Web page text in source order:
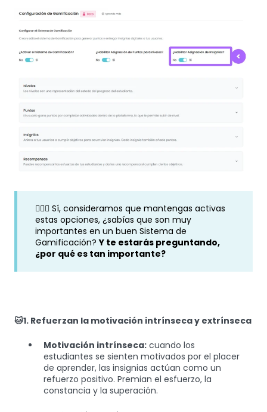
🧙🏼‍♂️ Sí, consideramos que mantengas activas
estas opciones, ¿sabías que son muy
importantes en un buen Sistema de
Gamificación?Y te estarás preguntando,
¿por qué es tan importante?
🐱1. Refuerzan la motivación intrínseca y extrínseca
Motivación intrínseca: cuando los
estudiantes se sienten motivados por el placer
de aprender, las insignias actúan como un
refuerzo positivo. Premian el esfuerzo, la
constancia y la superación.